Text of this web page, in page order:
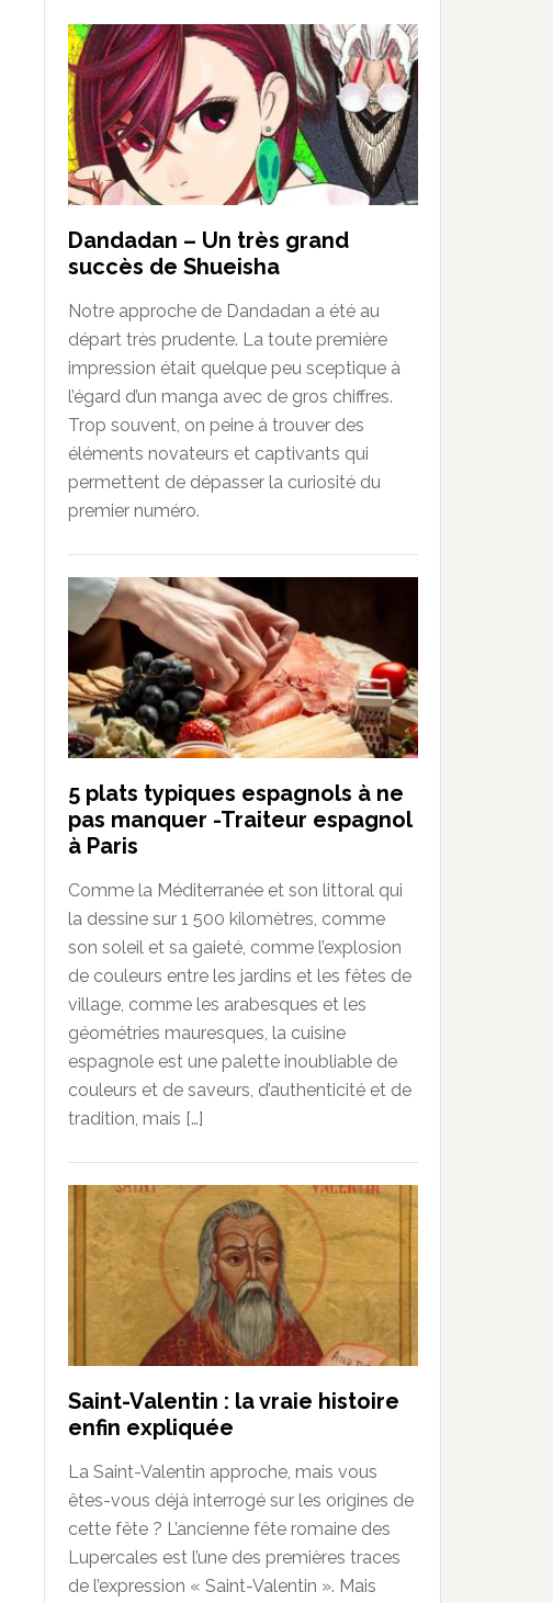
Dandadan – Un très grand
succès de Shueisha
Notre approche de Dandadan a été au
départ très prudente. La toute première
impression était quelque peu sceptique à
l’égard d’un manga avec de gros chiffres.
Trop souvent, on peine à trouver des
éléments novateurs et captivants qui
permettent de dépasser la curiosité du
premier numéro.
5 plats typiques espagnols à ne
pas manquer -Traiteur espagnol
à Paris
Comme la Méditerranée et son littoral qui
la dessine sur 1 500 kilomètres, comme
son soleil et sa gaieté, comme l’explosion
de couleurs entre les jardins et les fêtes de
village, comme les arabesques et les
géométries mauresques, la cuisine
espagnole est une palette inoubliable de
couleurs et de saveurs, d’authenticité et de
tradition, mais […]
Saint-Valentin : la vraie histoire
enfin expliquée
La Saint-Valentin approche, mais vous
êtes-vous déjà interrogé sur les origines de
cette fête ? L’ancienne fête romaine des
Lupercales est l’une des premières traces
de l’expression « Saint-Valentin ». Mais